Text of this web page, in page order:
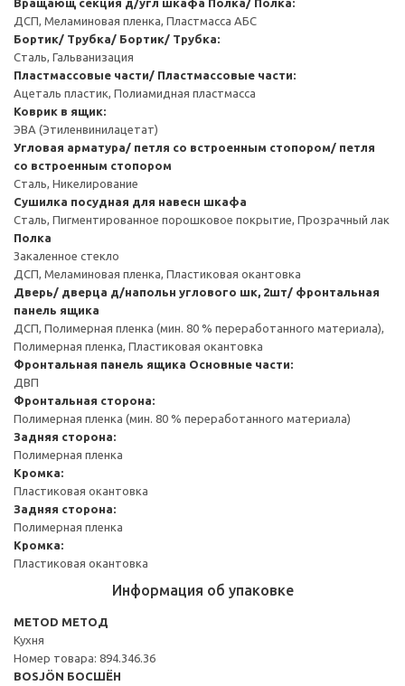
ДСП, Меламиновая пленка, Пластмасса АБС
Бортик/ Трубка/ Бортик/ Трубка:
Сталь, Гальванизация
Пластмассовые части/ Пластмассовые части:
Ацеталь пластик, Полиамидная пластмасса
Коврик в ящик:
ЭВА (Этиленвинилацетат)
Угловая арматура/ петля со встроенным стопором/ петля
со встроенным стопором
Сталь, Никелирование
Сушилка посудная для навесн шкафа
Сталь, Пигментированное порошковое покрытие, Прозрачный лак
Полка
Закаленное стекло
ДСП, Меламиновая пленка, Пластиковая окантовка
Дверь/ дверца д/напольн углового шк, 2шт/ фронтальная
панель ящика
ДСП, Полимерная пленка (мин. 80 % переработанного материала),
Полимерная пленка, Пластиковая окантовка
Фронтальная панель ящика Основные части:
ДВП
Фронтальная сторона:
Полимерная пленка (мин. 80 % переработанного материала)
Задняя сторона:
Полимерная пленка
Кромка:
Пластиковая окантовка
Задняя сторона:
Полимерная пленка
Кромка:
Пластиковая окантовка
Информация об упаковке
METOD МЕТОД
Кухня
Номер товара: 894.346.36
BOSJÖN БОСШЁН